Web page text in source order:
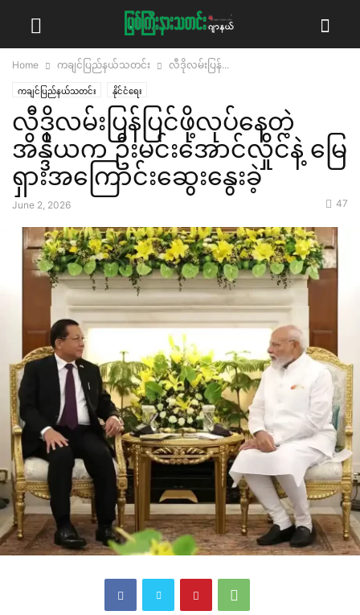
Home ကချင်ပြည်နယ်သတင်း လီဒိုလမ်းပြန်...
ကချင်ပြည်နယ်သတင်း နိုင်ငံရေး
လီဒိုလမ်းပြန်ပြင်ဖို့လုပ်နေတဲ့
အိန္ဒိယက ဦးမင်းအောင်လှိုင်နဲ့ မြေ
ရှားအကြောင်းဆွေးနွေးခဲ့
June 2, 2026 47